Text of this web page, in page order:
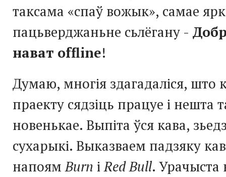
таксама «спаў вожык», самае
пацьверджаньне сьлёгану -
нават offline!
Думаю, многія здагадаліся, што
праекту сядзіць працуе і нешта
новенькае. Выпіта ўся кава,
сухарыкі. Выказваем падзяку
напоямBurn іRed Bull. Урачыста